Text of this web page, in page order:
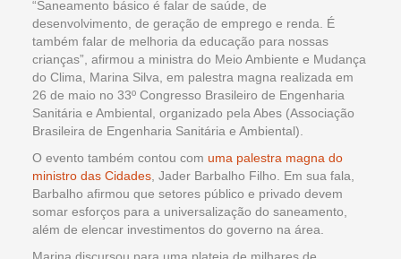
“Saneamento básico é falar de saúde, de
desenvolvimento, de geração de emprego e renda. É
também falar de melhoria da educação para nossas
crianças”, afirmou a ministra do Meio Ambiente e Mudança
do Clima, Marina Silva, em palestra magna realizada em
26 de maio no 33º Congresso Brasileiro de Engenharia
Sanitária e Ambiental, organizado pela Abes (Associação
Brasileira de Engenharia Sanitária e Ambiental).
O evento também contou com uma palestra magna do
ministro das Cidades , Jader Barbalho Filho. Em sua fala,
Barbalho afirmou que setores público e privado devem
somar esforços para a universalização do saneamento,
além de elencar investimentos do governo na área.